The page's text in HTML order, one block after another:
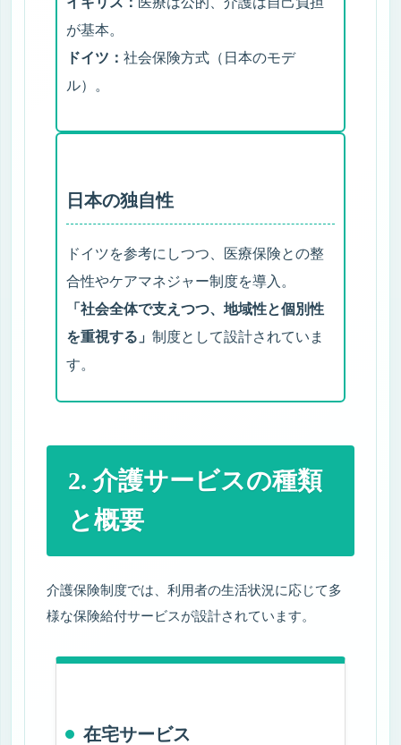
保土ヶ谷区の地域別介護・生活支援情報
横浜市西区でケアマネジャーをお探しの方へ
横浜市南区でケアマネジャーをお探しの方へ
ネ相談｜きてケアプランセンター
横浜市西区内の医療機関
横浜市中区内の医療機関
保土ケ谷区・西区・中区の歯科医院・訪問歯科診療
保土ケ谷区・西区・中区の在宅対応薬局・訪問薬剤管理
難病・がん・医療依存度の高い方の支援制度
障害者手帳の種類と申請方法
成年後見制度・任意後見・日常生活自立支援事業
が基本。
ドイツ： 社会保険方式（日本のモデ
ル）。
日本の独自性
ドイツを参考にしつつ、医療保険との整
合性やケアマネジャー制度を導入。
「社会全体で支えつつ、地域性と個別性
を重視する」 制度として設計されていま
す。
2. 介護サービスの種類
と概要
介護保険制度では、利用者の生活状況に応じて多
様な保険給付サービスが設計されています。
在宅サービス